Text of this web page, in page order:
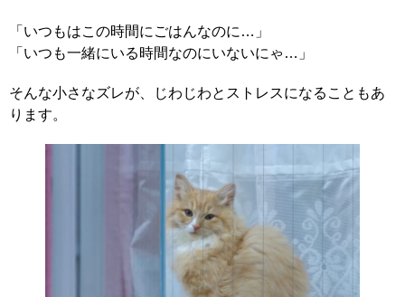
「いつもはこの時間にごはんなのに…」
「いつも一緒にいる時間なのにいないにゃ…」
そんな小さなズレが、じわじわとストレスになることもあ
ります。